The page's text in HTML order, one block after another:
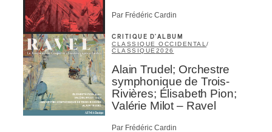
Par Frédéric Cardin
CRITIQUE D'ALBUM
CLASSIQUE OCCIDENTAL /
CLASSIQUE 2026
Alain Trudel; Orchestre
symphonique de Trois-
Rivières; Élisabeth Pion;
Valérie Milot – Ravel
Par Frédéric Cardin